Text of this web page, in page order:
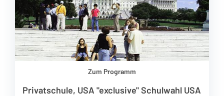
Zum Programm
Privatschule, USA "exclusive" Schulwahl USA